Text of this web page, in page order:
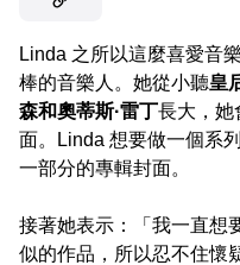
Linda 之所以這麼喜愛音
棒的音樂人。她從小聽皇
森和奧蒂斯·雷丁長大，她
面。Linda 想要做一個系
一部分的專輯封面。
接著她表示：「我一直想
似的作品，所以忍不住懷